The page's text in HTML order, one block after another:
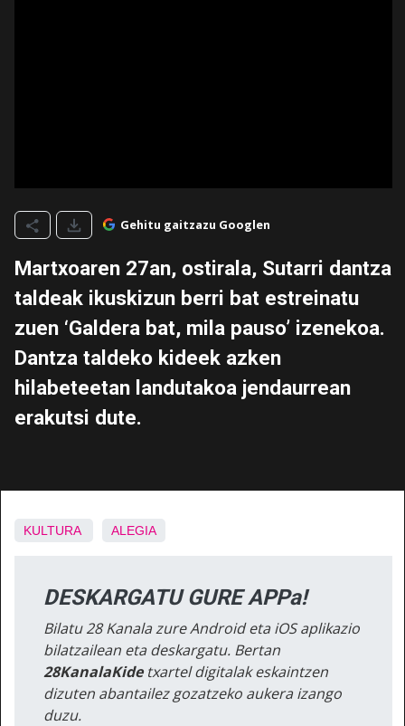
Gehitu gaitzazu Googlen
Martxoaren 27an, ostirala, Sutarri dantza
taldeak ikuskizun berri bat estreinatu
zuen ‘Galdera bat, mila pauso’ izenekoa.
Dantza taldeko kideek azken
hilabeteetan landutakoa jendaurrean
erakutsi dute.
KULTURA ALEGIA
DESKARGATU GURE APPa!
Bilatu 28 Kanala zure Android eta iOS aplikazio
bilatzailean eta deskargatu. Bertan
28KanalaKidetxartel digitalak eskaintzen
dizuten abantailez gozatzeko aukera izango
duzu.